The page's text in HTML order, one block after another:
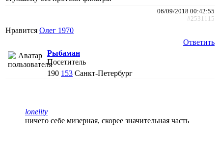
06/09/2018 00:42:55
#2531115
Нравится Олег 1970
Ответить
Рыбаман
Посетитель
190 153 Санкт-Петербург
lonelity
ничего себе мизерная, скорее значительная часть